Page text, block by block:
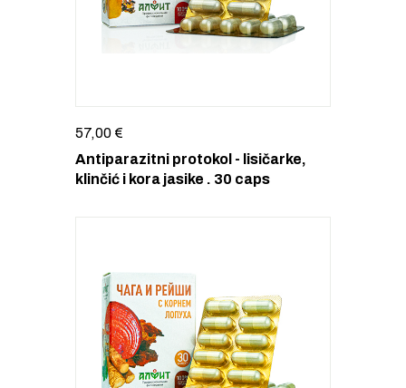
57,00 €
Antiparazitni protokol - lisičarke,
klinčić i kora jasike . 30 caps